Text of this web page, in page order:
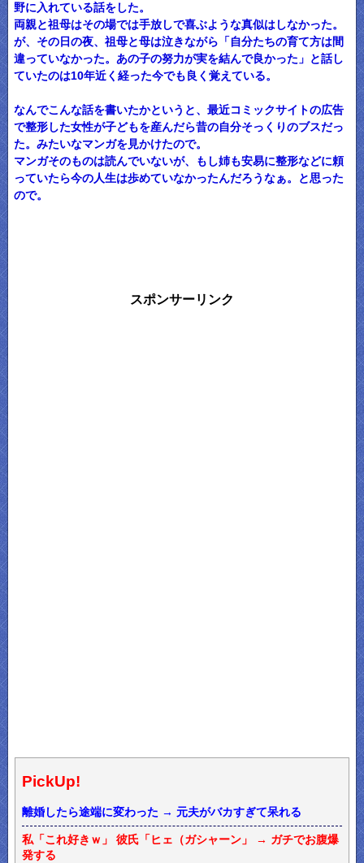
野に入れている話をした。
両親と祖母はその場では手放しで喜ぶような真似はしなかった。
が、その日の夜、祖母と母は泣きながら「自分たちの育て方は間
違っていなかった。あの子の努力が実を結んで良かった」と話し
ていたのは10年近く経った今でも良く覚えている。
なんでこんな話を書いたかというと、最近コミックサイトの広告
で整形した女性が子どもを産んだら昔の自分そっくりのブスだっ
た。みたいなマンガを見かけたので。
マンガそのものは読んでいないが、もし姉も安易に整形などに頼
っていたら今の人生は歩めていなかったんだろうなぁ。と思った
ので。
スポンサーリンク
PickUp!
離婚したら途端に変わった → 元夫がバカすぎて呆れる
私「これ好きｗ」 彼氏「ヒェ（ガシャーン」 → ガチでお腹爆
発する